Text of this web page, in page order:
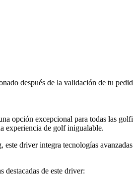
después de la validación de tu
opción excepcional para todas las
experiencia de golf inigualable.
este driver integra tecnologías
destacadas de este driver: